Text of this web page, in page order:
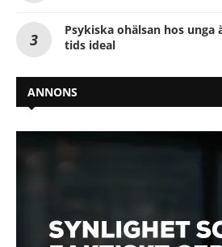
Psykiska ohälsan hos
tids ideal
ANNONS